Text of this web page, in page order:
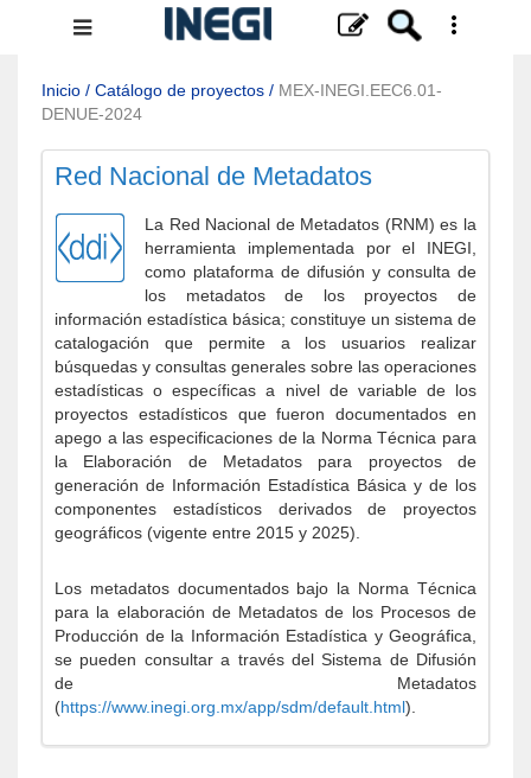
Menú
navegación
Inicio / Catálogo de proyectos / MEX-INEGI.EEC6.01-
DENUE-2024
Red Nacional de Metadatos
La Red Nacional de Metadatos (RNM) es la
herramienta implementada por el INEGI,
como plataforma de difusión y consulta de
los metadatos de los proyectos de
información estadística básica; constituye un sistema de
catalogación que permite a los usuarios realizar
búsquedas y consultas generales sobre las operaciones
estadísticas o específicas a nivel de variable de los
proyectos estadísticos que fueron documentados en
apego a las especificaciones de la Norma Técnica para
la Elaboración de Metadatos para proyectos de
generación de Información Estadística Básica y de los
componentes estadísticos derivados de proyectos
geográficos (vigente entre 2015 y 2025).
Los metadatos documentados bajo la Norma Técnica
para la elaboración de Metadatos de los Procesos de
Producción de la Información Estadística y Geográfica,
se pueden consultar a través del Sistema de Difusión
de Metadatos
(https://www.inegi.org.mx/app/sdm/default.html).